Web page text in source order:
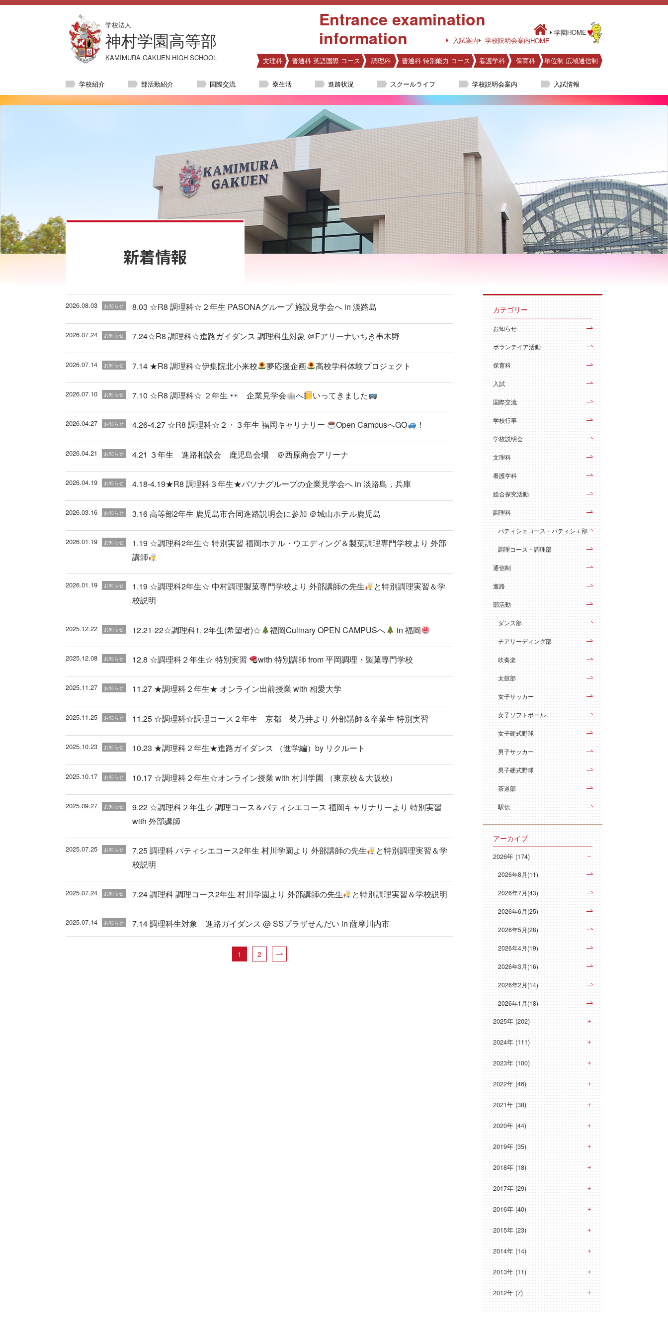
学校法人
神村学園高等部
KAMIMURA GAKUEN HIGH SCHOOL
Entrance examination
information
入試案内 学校説明会案内HOME
学園HOME
文理科 普通科 英語国際 コース 調理科 普通科 特別能力 コース 看護学科 保育科 単位制 広域通信制
学校紹介 部活動紹介 国際交流 寮生活 進路状況 スクールライフ 学校説明会案内 入試情報
新着情報
2026.08.03 お知らせ 8.03 ☆R8 調理科☆２年生 PASONAグループ 施設見学会へ in 淡路島
2026.07.24 お知らせ 7.24☆R8 調理科☆進路ガイダンス 調理科生対象 ＠Fアリーナいちき串木野
2026.07.14 お知らせ 7.14 ★R8 調理科☆伊集院北小来校 夢応援企画 高校学科体験プロジェクト
2026.07.10 お知らせ 7.10 ☆R8 調理科☆ ２年生 企業見学会 へ いってきました
2026.04.27 お知らせ 4.26-4.27 ☆R8 調理科☆２・３年生 福岡キャリナリー Open CampusへGO ！
2026.04.21 お知らせ 4.21 ３年生 進路相談会 鹿児島会場 ＠西原商会アリーナ
2026.04.19 お知らせ 4.18-4.19★R8 調理科３年生★パソナグループの企業見学会へ in 淡路島，兵庫
2026.03.16 お知らせ 3.16 高等部2年生 鹿児島市合同進路説明会に参加 ＠城山ホテル鹿児島
2026.01.19 お知らせ
1.19 ☆調理科2年生☆ 特別実習 福岡ホテル・ウエディング＆製菓調理専門学校より 外部
講師
2026.01.19 お知らせ 1.19 ☆調理科2年生☆ 中村調理製菓専門学校より 外部講師の先生
と特別調理実習＆学
校説明
2025.12.22 お知らせ 12.21-22☆調理科1, 2年生(希望者)☆ 福岡Culinary OPEN CAMPUSへ in 福岡
2025.12.08 お知らせ 12.8 ☆調理科２年生☆ 特別実習 with 特別講師 from 平岡調理・製菓専門学校
2025.11.27 お知らせ 11.27 ★調理科２年生★ オンライン出前授業 with 相愛大学
2025.11.25 お知らせ 11.25 ☆調理科☆調理コース２年生 京都 菊乃井より 外部講師＆卒業生 特別実習
2025.10.23 お知らせ 10.23 ★調理科２年生★進路ガイダンス （進学編）by リクルート
2025.10.17 お知らせ 10.17 ☆調理科２年生☆オンライン授業 with 村川学園 （東京校＆大阪校）
2025.09.27 お知らせ
9.22 ☆調理科２年生☆ 調理コース＆パティシエコース 福岡キャリナリーより 特別実習
with 外部講師
2025.07.25 お知らせ 7.25 調理科 パティシエコース2年生 村川学園より 外部講師の先生
と特別調理実習＆学
校説明
2025.07.24 お知らせ 7.24 調理科 調理コース2年生 村川学園より 外部講師の先生 と特別調理実習＆学校説明
2025.07.14 お知らせ 7.14 調理科生対象 進路ガイダンス @ SSプラザせんだい in 薩摩川内市
1 2
カテゴリー
お知らせ
ボランテイア活動
保育科
入試
国際交流
学校行事
学校説明会
文理科
看護学科
総合探究活動
調理科
パティシェコース・パティシエ部
調理コース・調理部
通信制
進路
部活動
ダンス部
チアリーディング部
吹奏楽
太鼓部
女子サッカー
女子ソフトボール
女子硬式野球
男子サッカー
男子硬式野球
茶道部
駅伝
アーカイブ
2026年 (174)
2026年8月(11)
2026年7月(43)
2026年6月(25)
2026年5月(28)
2026年4月(19)
2026年3月(16)
2026年2月(14)
2026年1月(18)
2025年 (202)
2024年 (111)
2023年 (100)
2022年 (46)
2021年 (38)
2020年 (44)
2019年 (35)
2018年 (18)
2017年 (29)
2016年 (40)
2015年 (23)
2014年 (14)
2013年 (11)
2012年 (7)